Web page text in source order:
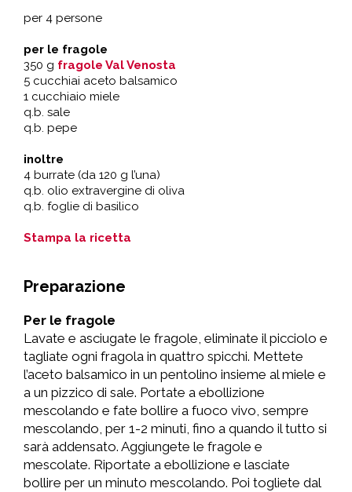
per 4 persone
per le fragole
350 g fragole Val Venosta
5 cucchiai aceto balsamico
1 cucchiaio miele
q.b. sale
q.b. pepe
inoltre
4 burrate (da 120 g l’una)
q.b. olio extravergine di oliva
q.b. foglie di basilico
Stampa la ricetta
Preparazione
Per le fragole
Lavate e asciugate le fragole, eliminate il picciolo e
tagliate ogni fragola in quattro spicchi. Mettete
l’aceto balsamico in un pentolino insieme al miele e
a un pizzico di sale. Portate a ebollizione
mescolando e fate bollire a fuoco vivo, sempre
mescolando, per 1-2 minuti, fino a quando il tutto si
sarà addensato. Aggiungete le fragole e
mescolate. Riportate a ebollizione e lasciate
bollire per un minuto mescolando. Poi togliete dal